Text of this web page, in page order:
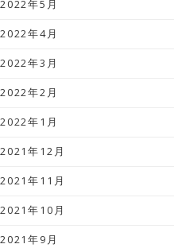
2022年5月
2022年4月
2022年3月
2022年2月
2022年1月
2021年12月
2021年11月
2021年10月
2021年9月